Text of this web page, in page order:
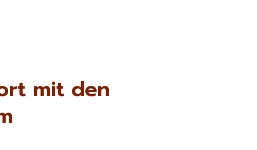
mit den